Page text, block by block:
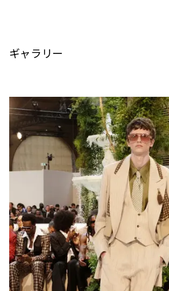
ギャラリー